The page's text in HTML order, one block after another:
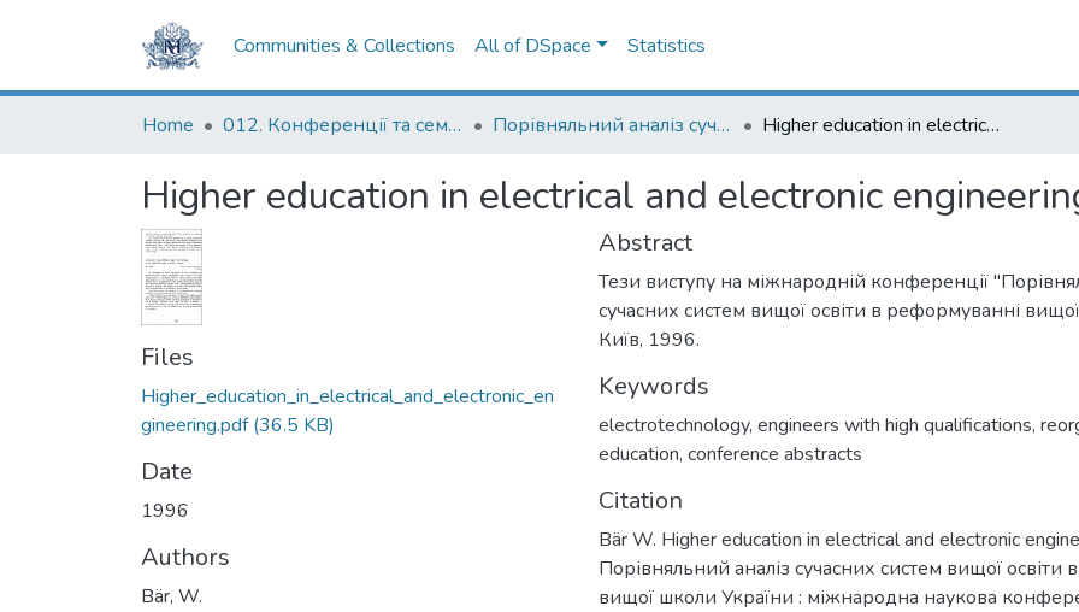
Communities & Collections All of DSpace Statistics
Home 012. Конференції та семінари НаУКМА Порівняльний аналіз сучасних систем вищої освіти в реформуванні вищої школи України : міжнародна наукова конференція Higher education in electrical and electronic engineering
Higher education in electrical and electronic
Files
Higher_education_in_electrical_and_electronic_en
gineering.pdf(36.5 KB)
Date
1996
Authors
Bär, W.
Abstract
Тези виступу на міжнародній конференції
сучасних систем вищої освіти в реформуванні
Київ, 1996.
Keywords
electrotechnology, engineers with high qualifications,
education, conference abstracts
Citation
Bär W. Higher education in electrical and electronic
Порівняльний аналіз сучасних систем вищої освіти
вищої школи України : міжнародна наукова